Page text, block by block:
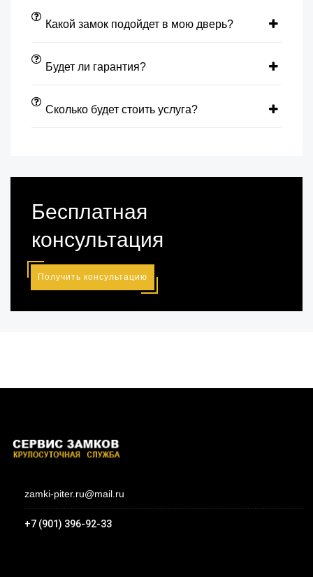
Какой замок подойдет в мою дверь?
Будет ли гарантия?
Сколько будет стоить услуга?
Бесплатная
консультация
Получить консультацию
zamki-piter.ru@mail.ru
+7 (901) 396-92-33